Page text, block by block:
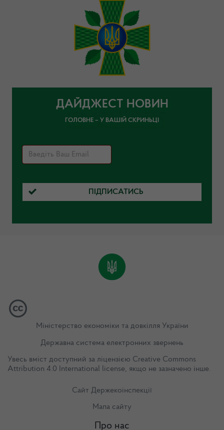
ДАЙДЖЕСТ НОВИН
ГОЛОВНЕ – У ВАШІЙ СКРИНЬЦІ
ПІДПИСАТИСЬ
Міністерство економіки та довкілля України
Державна система електронних звернень
Увесь вміст доступний за ліцензією Creative Commons
Attribution 4.0 International license, якщо не зазначено інше.
Сайт Держекоінспекції
Мапа сайту
Про нас